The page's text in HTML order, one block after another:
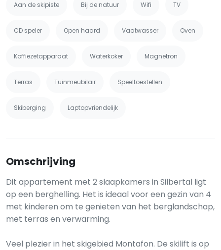
Aan de skipiste Bij de natuur Wifi TV
CD speler Open haard Vaatwasser Oven
Koffiezetapparaat Waterkoker Magnetron
Terras Tuinmeubilair Speeltoestellen
Skiberging Laptopvriendelijk
Omschrijving
Dit appartement met 2 slaapkamers in Silbertal ligt
op een berghelling. Het is ideaal voor een gezin van 4
met kinderen om te genieten van het berglandschap,
met terras en verwarming.
Veel plezier in het skigebied Montafon. De skilift is op